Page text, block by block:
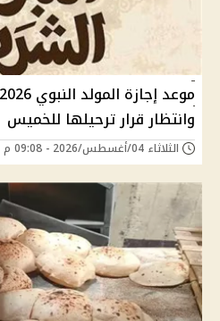
وانتظار قرار ترحيلها للخميس
الثلاثاء 04/أغسطس/2026 - 09:08 م